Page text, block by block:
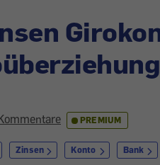
PREMIUM
Zinsen Konto Bank